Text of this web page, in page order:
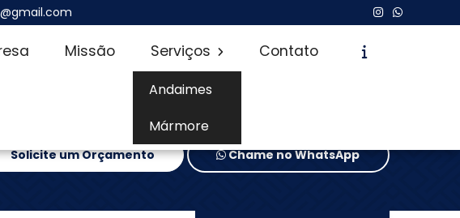
Missão Serviços
Andaimes
Mármore
Contato
Solicite um Orçamento Chame no WhatsApp